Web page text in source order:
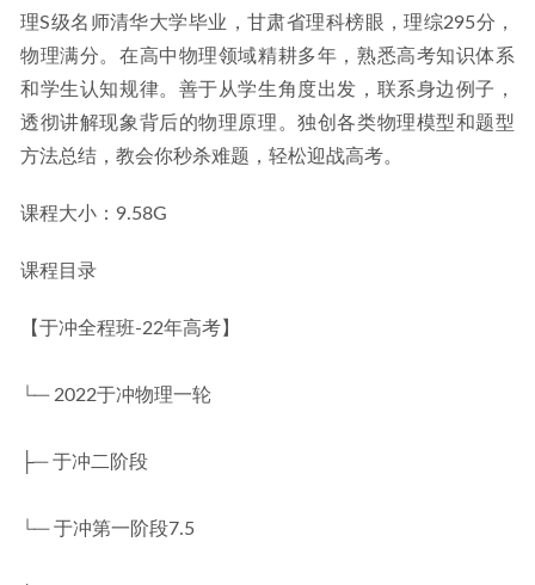
理S级名师清华大学毕业，甘肃省理科榜眼，理综295分，
物理满分。在高中物理领域精耕多年，熟悉高考知识体系
和学生认知规律。善于从学生角度出发，联系身边例子，
透彻讲解现象背后的物理原理。独创各类物理模型和题型
方法总结，教会你秒杀难题，轻松迎战高考。
课程大小：9.58G
课程目录
【于冲全程班-22年高考】
└─ 2022于冲物理一轮
├─ 于冲二阶段
└─ 于冲第一阶段7.5